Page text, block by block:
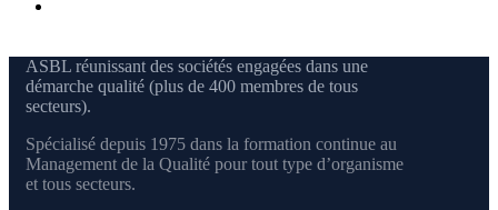
ASBL réunissant des sociétés engagées dans une
démarche qualité (plus de 400 membres de tous
secteurs).
Spécialisé depuis 1975 dans la formation continue au
Management de la Qualité pour tout type d’organisme
et tous secteurs.